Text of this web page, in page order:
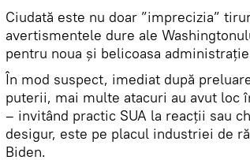
Ciudată este nu doar ”imprecizia”
avertismentele dure ale
pentru noua și belicoasa
În mod suspect, imediat după
puterii, mai multe atacuri au avut loc
– invitând practic SUA la reacții sau
desigur, este pe placul industriei de
Biden.